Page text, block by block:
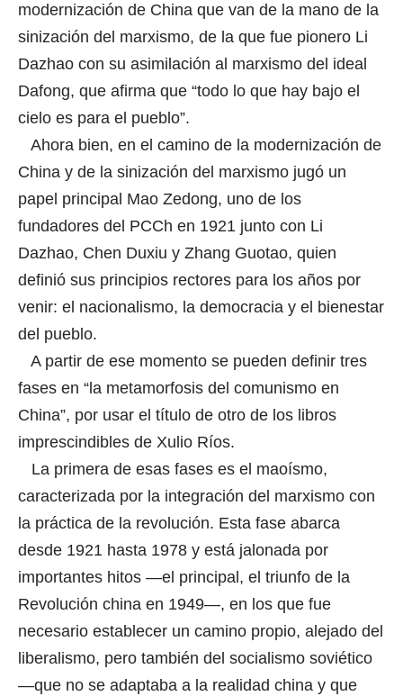
modernización de China que van de la mano de la
sinización del marxismo, de la que fue pionero Li
Dazhao con su asimilación al marxismo del ideal
Dafong, que afirma que “todo lo que hay bajo el
cielo es para el pueblo”.
Ahora bien, en el camino de la modernización de
China y de la sinización del marxismo jugó un
papel principal Mao Zedong, uno de los
fundadores del PCCh en 1921 junto con Li
Dazhao, Chen Duxiu y Zhang Guotao, quien
definió sus principios rectores para los años por
venir: el nacionalismo, la democracia y el bienestar
del pueblo.
A partir de ese momento se pueden definir tres
fases en “la metamorfosis del comunismo en
China”, por usar el título de otro de los libros
imprescindibles de Xulio Ríos.
La primera de esas fases es el maoísmo,
caracterizada por la integración del marxismo con
la práctica de la revolución. Esta fase abarca
desde 1921 hasta 1978 y está jalonada por
importantes hitos —el principal, el triunfo de la
Revolución china en 1949—, en los que fue
necesario establecer un camino propio, alejado del
liberalismo, pero también del socialismo soviético
—que no se adaptaba a la realidad china y que